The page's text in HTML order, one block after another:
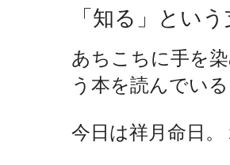
「知る」とい
あちこちに手を
う本を読んでいる
今日は祥月命日。